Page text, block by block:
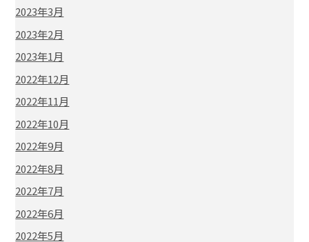
2023年3月
2023年2月
2023年1月
2022年12月
2022年11月
2022年10月
2022年9月
2022年8月
2022年7月
2022年6月
2022年5月